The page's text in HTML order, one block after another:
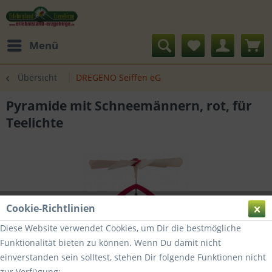
Menü
Übersicht DREGENO Seiffen eG
Pyramide mit Schneemännern, rot, für
Teelichte
Cookie-Richtlinien
Diese Website verwendet Cookies, um Dir die bestmögliche
Funktionalität bieten zu können. Wenn Du damit nicht
einverstanden sein solltest, stehen Dir folgende Funktionen nicht